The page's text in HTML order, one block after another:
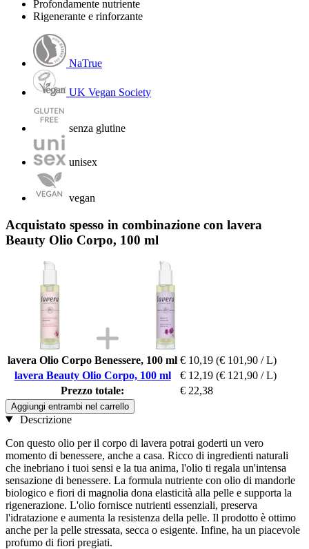
Profondamente nutriente
Rigenerante e rinforzante
NaTrue
UK Vegan Society
senza glutine
unisex
vegan
Acquistato spesso in combinazione con lavera
Beauty Olio Corpo, 100 ml
lavera Olio Corpo Benessere, 100 ml € 10,19 (€ 101,90 / L)
lavera Beauty Olio Corpo, 100 ml
€ 12,19 (€ 121,90 / L)
Prezzo totale:
€ 22,38
Aggiungi entrambi nel carrello
Descrizione
Con questo olio per il corpo di lavera potrai goderti un vero
momento di benessere, anche a casa. Ricco di ingredienti naturali
che inebriano i tuoi sensi e la tua anima, l'olio ti regala un'intensa
sensazione di benessere. La formula nutriente con olio di mandorle
biologico e fiori di magnolia dona elasticità alla pelle e supporta la
rigenerazione. L'olio fornisce nutrienti essenziali, preserva
l'idratazione e aumenta la resistenza della pelle. Il prodotto è ottimo
anche per la pelle stressata, secca o esigente. Infine, ha un piacevole
profumo di fiori pregiati.